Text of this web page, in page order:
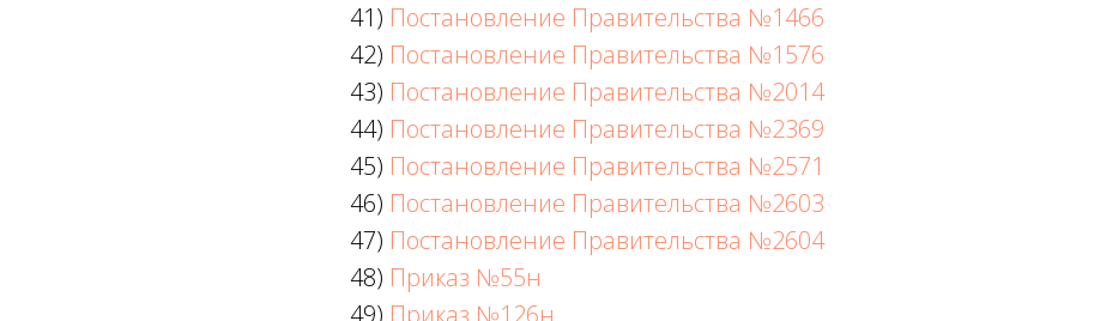
41) Постановление Правительства №1466
42) Постановление Правительства №1576
43) Постановление Правительства №2014
44) Постановление Правительства №2369
45) Постановление Правительства №2571
46) Постановление Правительства №2603
47) Постановление Правительства №2604
48) Приказ №55н
49) Приказ №126н